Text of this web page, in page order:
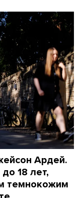
Ардей.
18 лет,
темнокожим